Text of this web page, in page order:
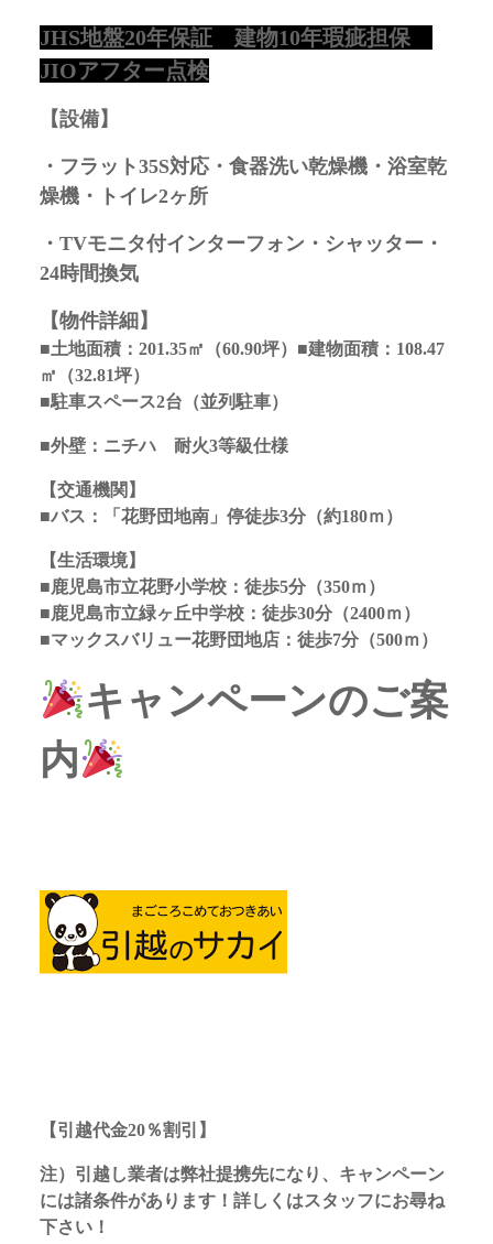
JHS地盤20年保証 建物10年瑕疵担保
JIOアフター点検
【設備】
・フラット35S対応・食器洗い乾燥機・浴室乾
燥機・トイレ2ヶ所
・TVモニタ付インターフォン・シャッター・
24時間換気
【物件詳細】
■土地面積：201.35㎡ （60.90坪） ■建物面積：108.47
㎡（32.81坪）
■駐車スペース2台（並列駐車）
■外壁：ニチハ 耐火3等級仕様
【交通機関】
■バス：「花野団地南」停徒歩3分（約180ｍ）
【生活環境】
■鹿児島市立花野小学校：徒歩5分（350ｍ）
■鹿児島市立緑ヶ丘中学校：徒歩30分（2400ｍ）
■マックスバリュー花野団地店：徒歩7分（500ｍ）
キャンペーンのご案
内
【引越代金20％割引】
注）引越し業者は弊社提携先になり、キャンペーン
には諸条件があります！詳しくはスタッフにお尋ね
下さい！